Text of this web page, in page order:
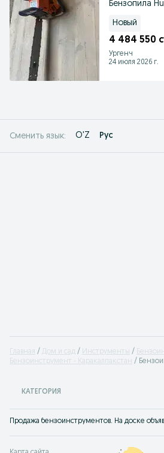
Бензопила
Новый
4 484 550
Ургенч
24 июля 2026 г.
Сменить язык: O'Z Рус
Главная Дом и сад Инструменты
Бензоинструмент - Каракалпакстан
КАТЕГОРИЯ
Продажа бензоинструментов. На доске